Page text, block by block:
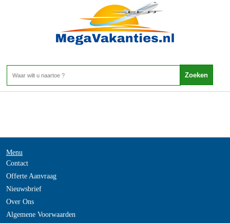
Home>
Menu
Contact
Offerte Aanvraag
Nieuwsbrief
Over Ons
Algemene Voorwaarden